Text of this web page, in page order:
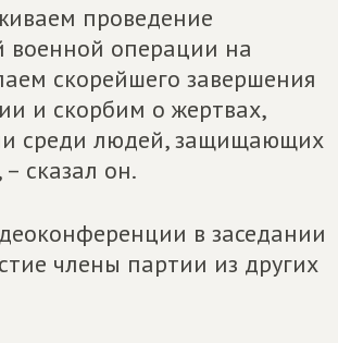
проведение
военной операции на
скорейшего завершения
и скорбим о жертвах,
среди людей, защищающих
сказал он.
в заседании
члены партии из других